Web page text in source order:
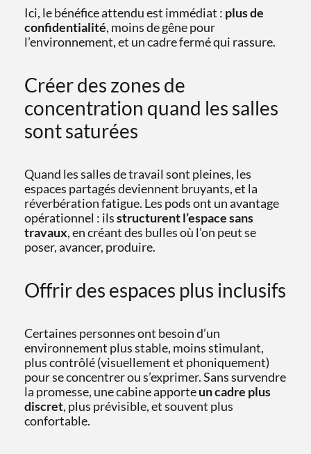
Ici, le bénéfice attendu est immédiat : plus de
confidentialité, moins de gêne pour
l’environnement, et un cadre fermé qui rassure.
Créer des zones de
concentration quand les salles
sont saturées
Quand les salles de travail sont pleines, les
espaces partagés deviennent bruyants, et la
réverbération fatigue. Les pods ont un avantage
opérationnel : ilsstructurent l’espace sans
travaux, en créant des bulles où l’on peut se
poser, avancer, produire.
Offrir des espaces plus inclusifs
Certaines personnes ont besoin d’un
environnement plus stable, moins stimulant,
plus contrôlé (visuellement et phoniquement)
pour se concentrer ou s’exprimer. Sans survendre
la promesse, une cabine apporteun cadre plus
discret, plus prévisible, et souvent plus
confortable.